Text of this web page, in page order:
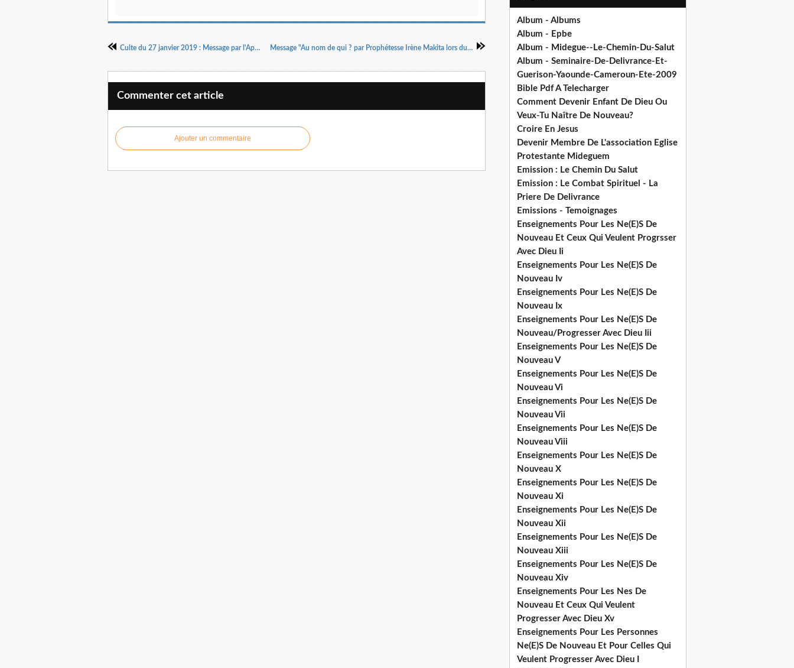
Culte du 27 janvier 2019 : Message par l'Apôtre Henri Kpodahi Message "Au nom de qui ? par Prophétesse Irène Makita lors du culte du 27 janvier 2019
Commenter cet article
Ajouter un commentaire
Album - Albums
Album - Epbe
Album - Midegue--Le-Chemin-Du-Salut
Album - Seminaire-De-Delivrance-Et-
Guerison-Yaounde-Cameroun-Ete-2009
Bible Pdf A Telecharger
Comment Devenir Enfant De Dieu Ou
Veux-Tu Naître De Nouveau?
Croire En Jesus
Devenir Membre De L'association Eglise
Protestante Mideguem
Emission : Le Chemin Du Salut
Emission : Le Combat Spirituel - La
Priere De Delivrance
Emissions - Temoignages
Enseignements Pour Les Ne(E)S De
Nouveau Et Ceux Qui Veulent Progrsser
Avec Dieu Ii
Enseignements Pour Les Ne(E)S De
Nouveau Iv
Enseignements Pour Les Ne(E)S De
Nouveau Ix
Enseignements Pour Les Ne(E)S De
Nouveau/Progresser Avec Dieu Iii
Enseignements Pour Les Ne(E)S De
Nouveau V
Enseignements Pour Les Ne(E)S De
Nouveau Vi
Enseignements Pour Les Ne(E)S De
Nouveau Vii
Enseignements Pour Les Ne(E)S De
Nouveau Viii
Enseignements Pour Les Ne(E)S De
Nouveau X
Enseignements Pour Les Ne(E)S De
Nouveau Xi
Enseignements Pour Les Ne(E)S De
Nouveau Xii
Enseignements Pour Les Ne(E)S De
Nouveau Xiii
Enseignements Pour Les Ne(E)S De
Nouveau Xiv
Enseignements Pour Les Nes De
Nouveau Et Ceux Qui Veulent
Progresser Avec Dieu Xv
Enseignements Pour Les Personnes
Ne(E)S De Nouveau Et Pour Celles Qui
Veulent Progresser Avec Dieu I